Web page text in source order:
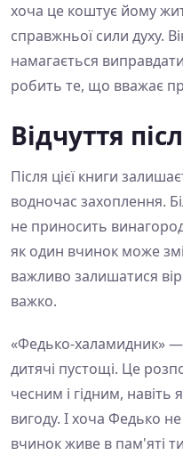
хоча це коштує йому
справжньої сили духу.
намагається
робить те, що вважає
Відчуття
Після цієї книги
водночас захоплення.
не приносить
як один вчинок може
важливо залишатися
важко.
«Федько-халамидник» —
дитячі пустощі. Це
чесним і гідним,
вигоду. І хоча Федько
вчинок живе в пам'яті